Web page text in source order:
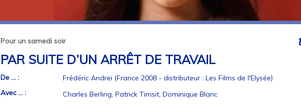
Pour un samedi soir
PAR SUITE D’UN ARRÊT DE TRAVAIL
De ... :
Frédéric Andrei (France 2008 - distributeur : Les Films de l'Elysée)
Avec ... :
Charles Berling, Patrick Timsit, Dominique Blanc